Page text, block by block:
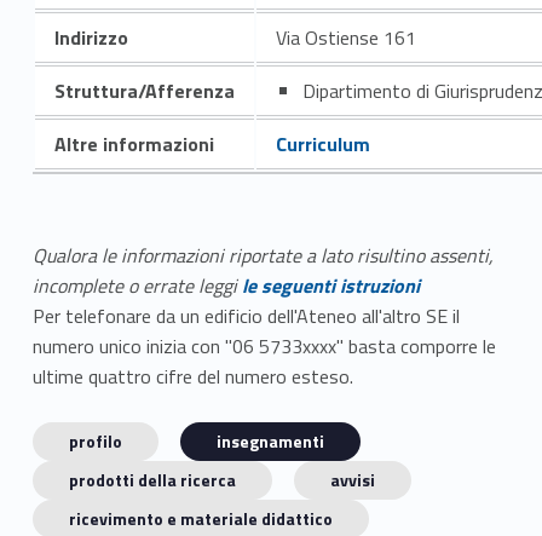
Indirizzo
Via Ostiense 161
Struttura/Afferenza
Dipartimento di
Altre informazioni
Curriculum
Qualora le informazioni riportate a lato risultino assenti,
incomplete o errate leggile seguenti istruzioni
Per telefonare da un edificio dell'Ateneo all'altro SE il
numero unico inizia con "06 5733xxxx" basta comporre le
ultime quattro cifre del numero esteso.
profilo
insegnamenti
prodotti della ricerca
avvisi
ricevimento e materiale didattico